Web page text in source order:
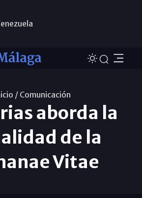
/ Comunicación
aborda la
de la
Vitae